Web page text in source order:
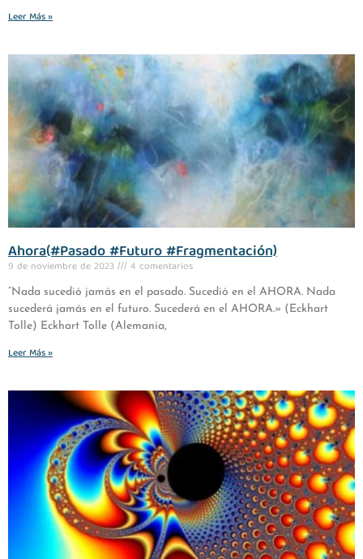
Leer Más »
Ahora(#Pasado #Futuro #Fragmentación)
9 de noviembre de 2023 4 comentarios
“Nada sucedió jamás en el pasado. Sucedió en el AHORA. Nada
sucederá jamás en el futuro. Sucederá en el AHORA.» (Eckhart
Tolle) Eckhart Tolle (Alemania,
Leer Más »